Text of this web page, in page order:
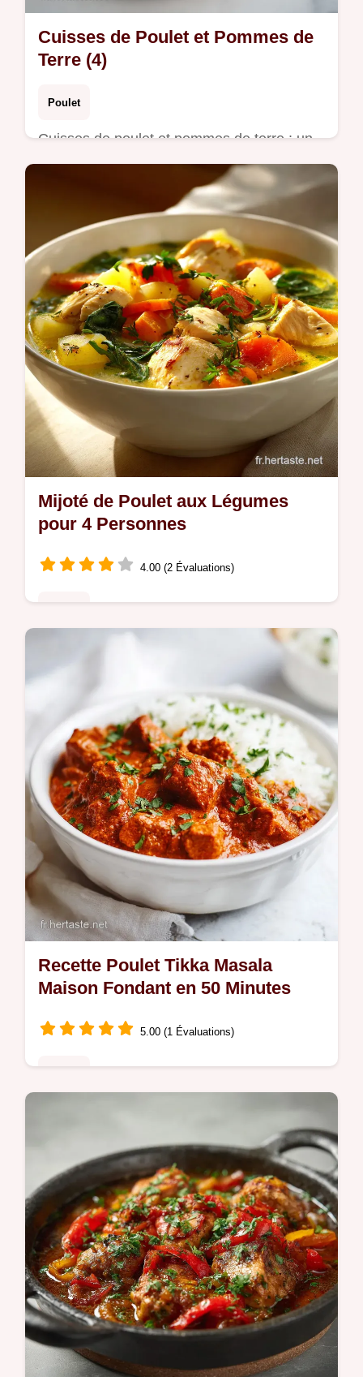
Cuisses de Poulet et Pommes de
Terre (4)
Poulet
Cuisses de poulet et pommes de terre : un
régal. Cette recette de cuisses de poulet et
pommes de terre au four inclut un guide de
timing. Prêt en 60 min.
Mijoté de Poulet aux Légumes
pour 4 Personnes
4.00 (2 Évaluations)
Réalisez ce mijoté de poulet aux légumes
recette traditionnelle. Une cuisson lente
pour une chair fondante. Inclut notre guide
de minutage étape par étape.
Recette Poulet Tikka Masala
Maison Fondant en 50 Minutes
5.00 (1 Évaluations)
Découvrez notre recette poulet tikka masala
maison facile. Une sauce veloutée, des
épices grillées et un poulet fondant. Prêt en
50 minutes chrono.